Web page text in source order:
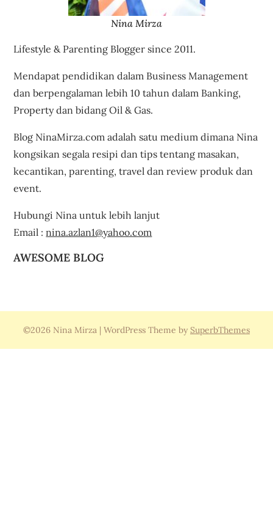
Nina Mirza
Lifestyle & Parenting Blogger since 2011.
Mendapat pendidikan dalam Business Management
dan berpengalaman lebih 10 tahun dalam Banking,
Property dan bidang Oil & Gas.
Blog NinaMirza.com adalah satu medium dimana Nina
kongsikan segala resipi dan tips tentang masakan,
kecantikan, parenting, travel dan review produk dan
event.
Hubungi Nina untuk lebih lanjut
Email :nina.azlan1@yahoo.com
AWESOME BLOG
©2026 Nina Mirza | WordPress Theme by SuperbThemes